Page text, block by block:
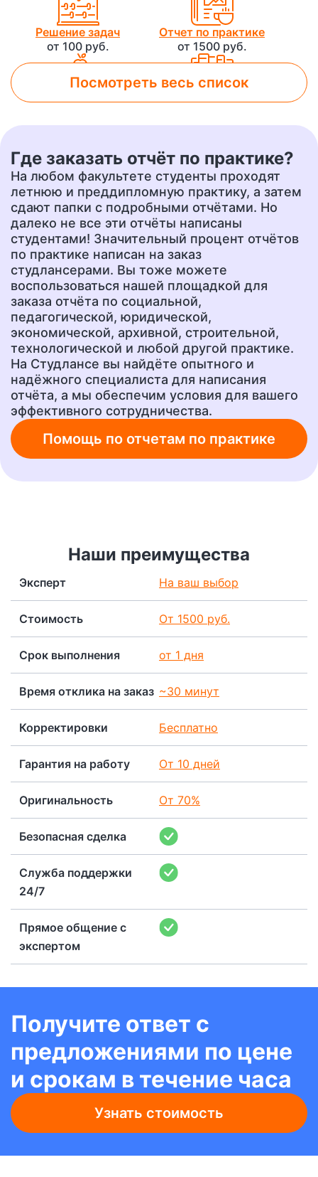
Решение задач
от 100 руб.
Отчет по практике
от 1500 руб.
Лабораторная работа
Контрольная работа
Чертеж
от 700 руб.
Доклад
от 400 руб.
Презентация
от 500 руб.
Перевод
от 400 руб.
Эссе
от 400 руб.
Сочинение
от 400 руб.
Ответы на тесты
от 400 руб.
Рецензия
от 700 руб.
от 200 руб.
Посмотреть весь список
Где заказать отчёт по практике?
На любом факультете студенты проходят
летнюю и преддипломную практику, а затем
сдают папки с подробными отчётами. Но
далеко не все эти отчёты написаны
студентами! Значительный процент отчётов
по практике написан на заказ
студлансерами. Вы тоже можете
воспользоваться нашей площадкой для
заказа отчёта по социальной,
педагогической, юридической,
экономической, архивной, строительной,
технологической и любой другой практике.
На Студлансе вы найдёте опытного и
надёжного специалиста для написания
отчёта, а мы обеспечим условия для вашего
эффективного сотрудничества.
Помощь по отчетам по практике
Наши преимущества
Эксперт На ваш выбор
Стоимость От 1500 руб.
Срок выполнения от 1 дня
Время отклика на заказ ~30 минут
Корректировки Бесплатно
Гарантия на работу От 10 дней
Оригинальность От 70%
Безопасная сделка
Служба поддержки
24/7
Прямое общение с
экспертом
Получите ответ с
предложениями по цене
и срокам в течение часа
Узнать стоимость